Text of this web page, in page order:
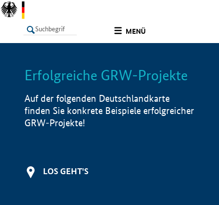
MENÜ
LISTE Info
Erfolgreiche GRW-Projekte
Auf der folgenden Deutschlandkarte
finden Sie konkrete Beispiele erfolgreicher
GRW-Projekte!
LOS GEHT'S